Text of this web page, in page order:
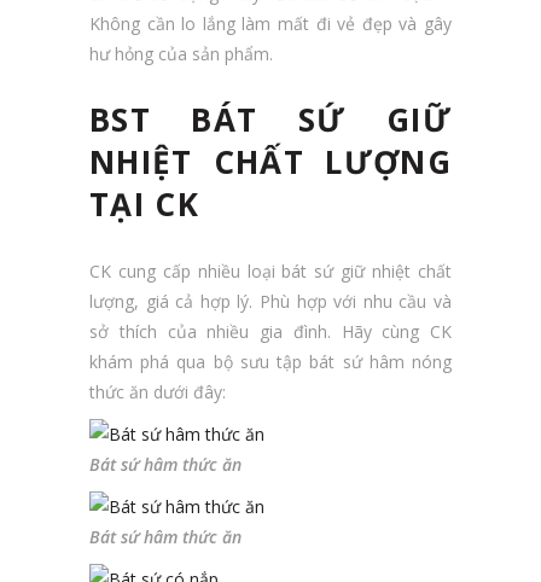
Không cần lo lắng làm mất đi vẻ đẹp và gây
hư hỏng của sản phẩm.
BST BÁT SỨ GIỮ
NHIỆT CHẤT LƯỢNG
TẠI CK
CK cung cấp nhiều loại bát sứ giữ nhiệt chất
lượng, giá cả hợp lý. Phù hợp với nhu cầu và
sở thích của nhiều gia đình. Hãy cùng CK
khám phá qua bộ sưu tập bát sứ hâm nóng
thức ăn dưới đây:
Bát sứ hâm thức ăn
Bát sứ hâm thức ăn